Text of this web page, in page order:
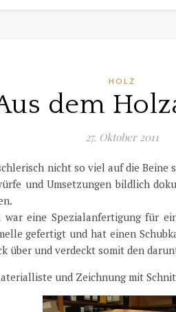
HOLZ
dem
27. Oktober 2011
nicht so viel auf die Beine
und Umsetzungen bildlich
eine Spezialanfertigung für
gefertigt und hat einen
über und verdeckt somit den
und Zeichnung mit